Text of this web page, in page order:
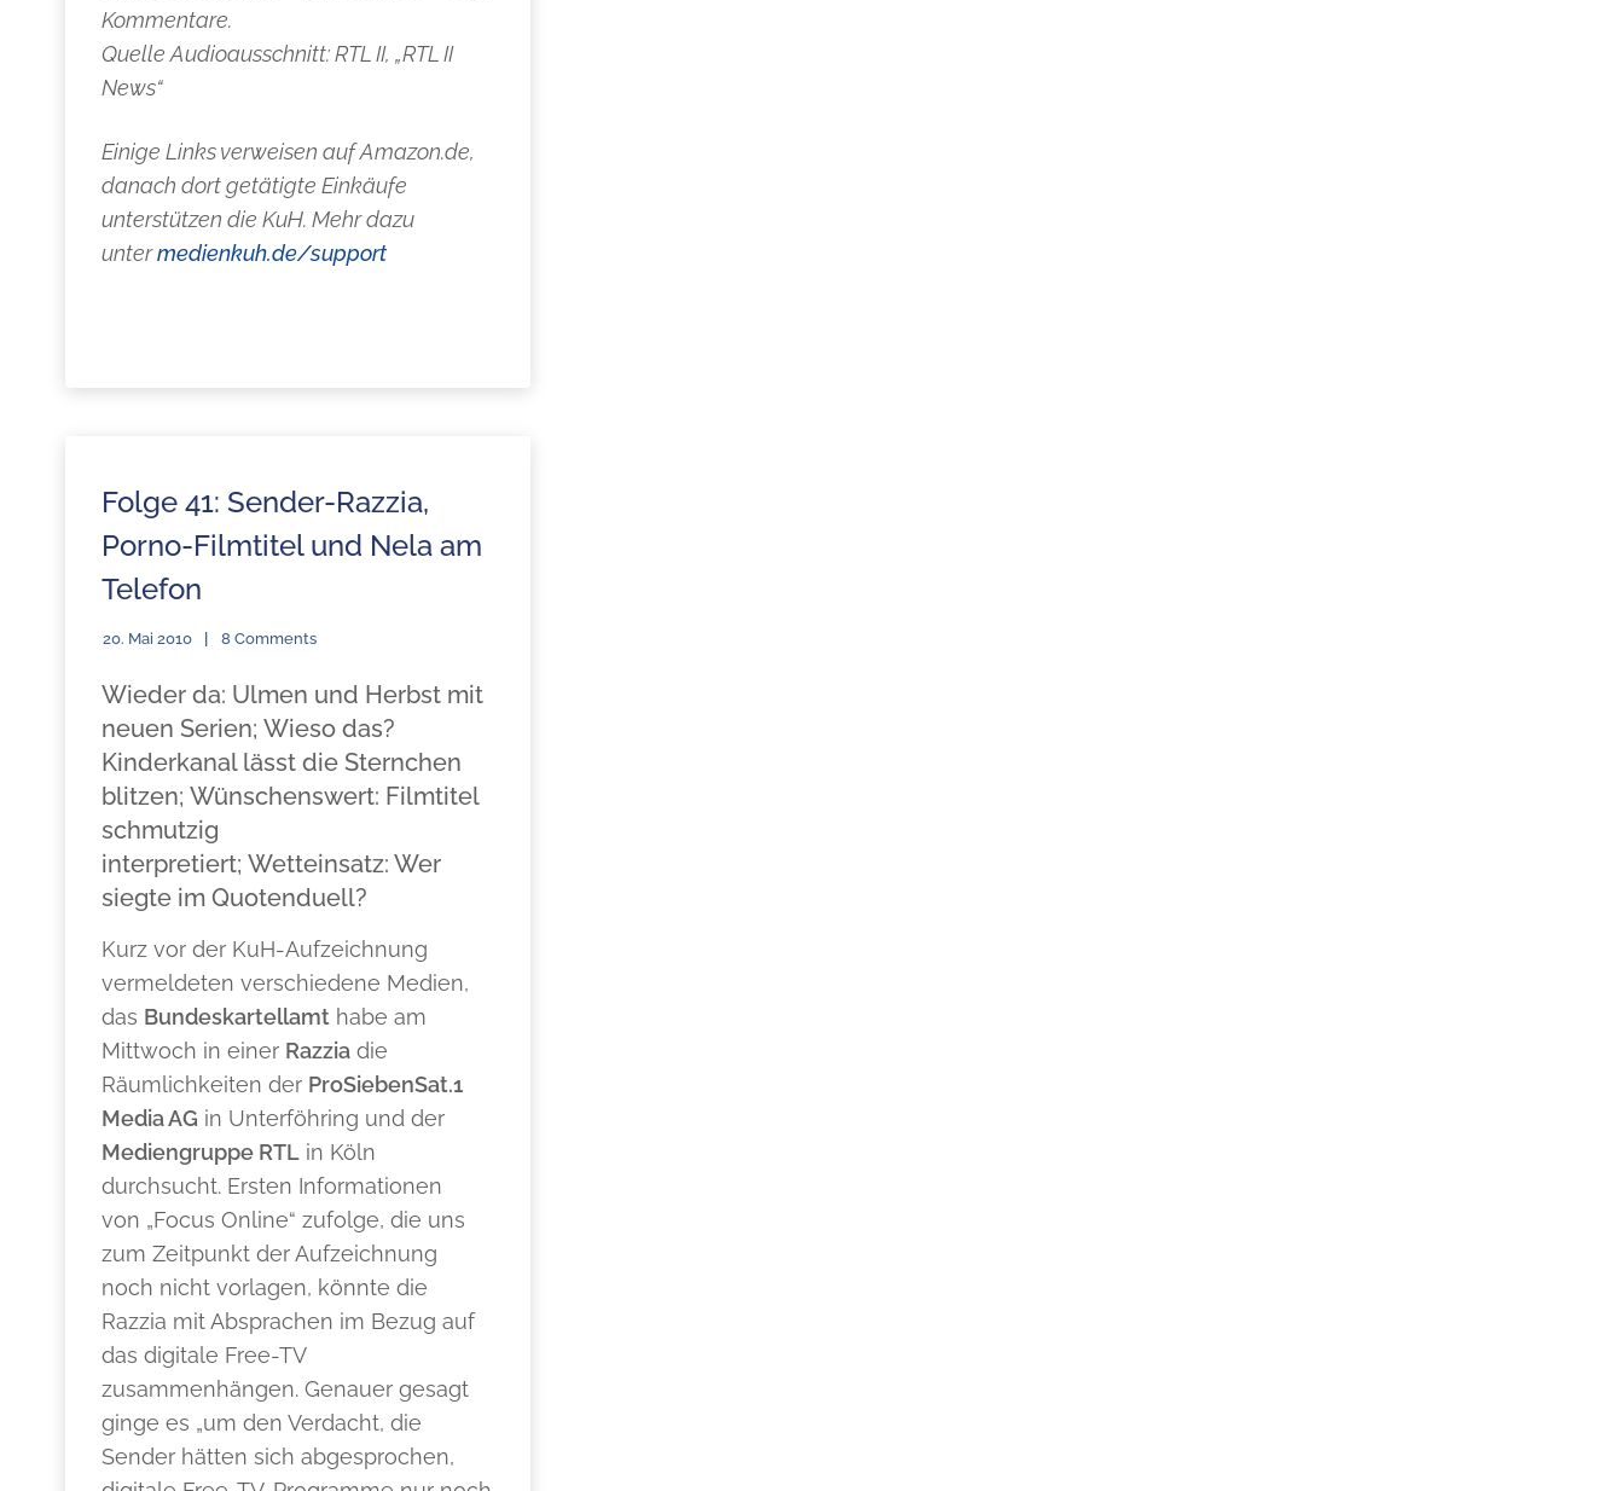
Kommentare.
Quelle Audioausschnitt: RTL II, „RTL II
News“
Einige Links verweisen auf Amazon.de,
danach dort getätigte Einkäufe
unterstützen die KuH. Mehr dazu
untermedienkuh.de/support
Folge 41: Sender-Razzia,
Porno-Filmtitel und Nela am
Telefon
20. Mai 2010 8 Comments
Wieder da: Ulmen und Herbst mit
neuen Serien; Wieso das?
Kinderkanal lässt die Sternchen
blitzen; Wünschenswert: Filmtitel
schmutzig
interpretiert; Wetteinsatz: Wer
siegte im Quotenduell?
Kurz vor der KuH-Aufzeichnung
vermeldeten verschiedene Medien,
das Bundeskartellamthabe am
Mittwoch in einer Razziadie
Räumlichkeiten der ProSiebenSat.1
Media AG in Unterföhring und der
Mediengruppe RTLin Köln
durchsucht. Ersten Informationen
von „Focus Online“ zufolge, die uns
zum Zeitpunkt der Aufzeichnung
noch nicht vorlagen, könnte die
Razzia mit Absprachen im Bezug auf
das digitale Free-TV
zusammenhängen. Genauer gesagt
ginge es „um den Verdacht, die
Sender hätten sich abgesprochen,